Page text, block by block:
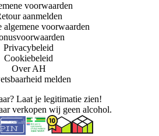
voorwaarden
aanmelden
algemene voorwaarden
Privacybeleid
Cookiebeleid
Over AH
melden
Laat je legitimatie zien!
verkopen wij geen alcohol.